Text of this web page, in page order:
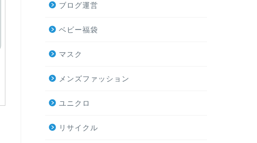
ブログ運営
ベビー福袋
マスク
メンズファッション
ユニクロ
リサイクル